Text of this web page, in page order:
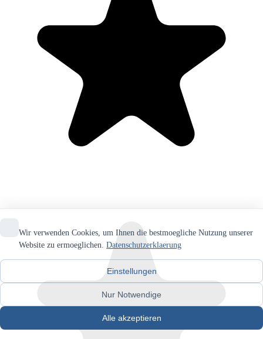
Wir verwenden Cookies, um Ihnen die bestmoegliche Nutzung unserer
Website zu ermoeglichen. Datenschutzerklaerung
Einstellungen
Nur Notwendige
Alle akzeptieren